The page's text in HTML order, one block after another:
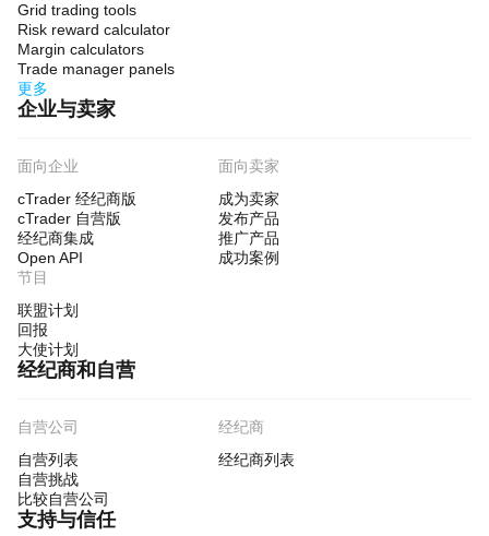
Grid trading tools
Risk reward calculator
Margin calculators
Trade manager panels
更多
企业与卖家
面向企业
cTrader 经纪商版
cTrader 自营版
经纪商集成
Open API
面向卖家
成为卖家
发布产品
推广产品
成功案例
节目
联盟计划
回报
大使计划
经纪商和自营
自营公司
自营列表
自营挑战
比较自营公司
经纪商
经纪商列表
支持与信任